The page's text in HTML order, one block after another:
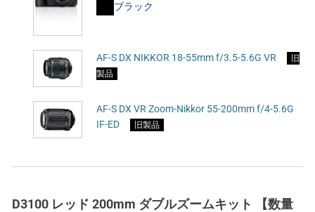
ブラック
AF-S DX NIKKOR 18-55mm f/3.5-5.6G VR
旧
製品
AF-S DX VR Zoom-Nikkor 55-200mm f/4-5.6G
IF-ED
旧製品
D3100 レッド 200mm ダブルズームキット 【数量